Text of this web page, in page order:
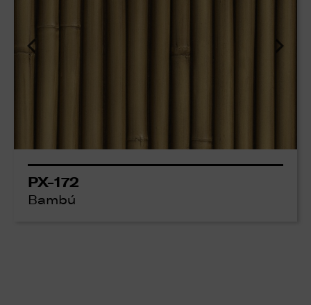
PX-172
Bambú